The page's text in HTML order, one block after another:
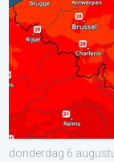
donderdag 6